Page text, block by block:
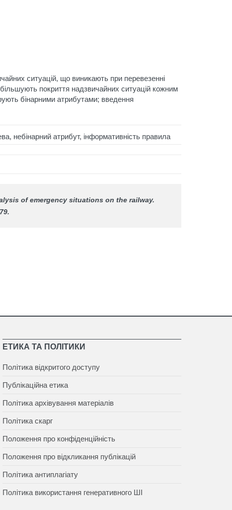
ситуацій, що виникають при перевезенні
покриття надзвичайних ситуацій кожним
бінарними атрибутами; введення
небінарний атрибут, інформативність правила
of emergency situations on the railway.
ЕТИКА ТА ПОЛІТИКИ
Політика відкритого доступу
Публікаційна етика
Політика архівування матеріалів
Політика скарг
Положення про конфіденційність
Положення про відкликання публікацій
Політика антиплагіату
Політика використання генеративного ШІ